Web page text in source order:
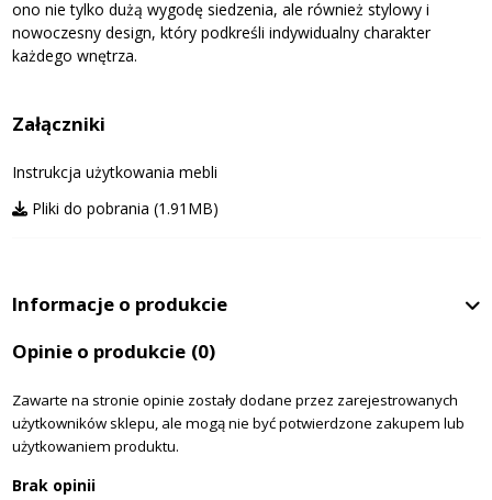
ono nie tylko dużą wygodę siedzenia, ale również stylowy i
nowoczesny design, który podkreśli indywidualny charakter
każdego wnętrza.
Załączniki
Instrukcja użytkowania mebli
Pliki do pobrania (1.91MB)
Informacje o produkcie
Opinie o produkcie (0)
Zawarte na stronie opinie zostały dodane przez zarejestrowanych
użytkowników sklepu, ale mogą nie być potwierdzone zakupem lub
użytkowaniem produktu.
Brak opinii